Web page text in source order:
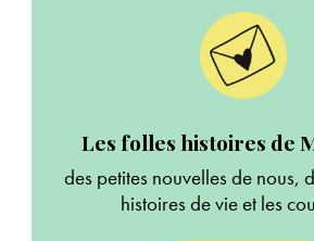
Les folles histoires de
des petites nouvelles de nous,
histoires de vie et les